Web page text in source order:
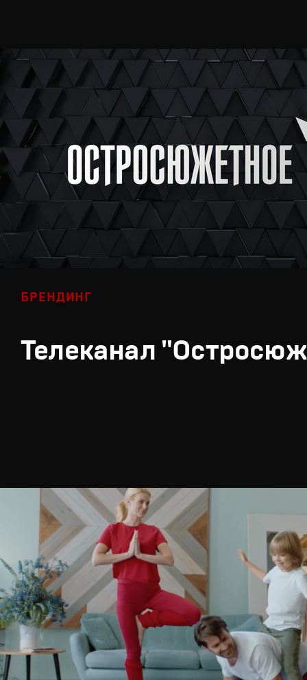
БРЕНДИНГ
Телеканал